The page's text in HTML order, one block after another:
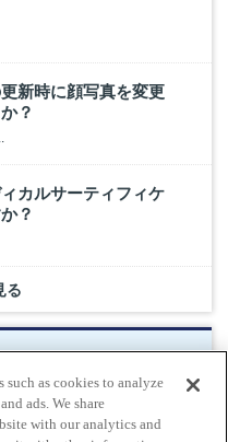
新時に顔写真を変更
？
カルサーティフィケ
？
る
as cookies to analyze
ads. We share
with our analytics and